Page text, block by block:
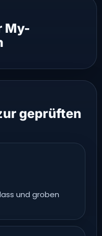
My-
geprüften
und groben